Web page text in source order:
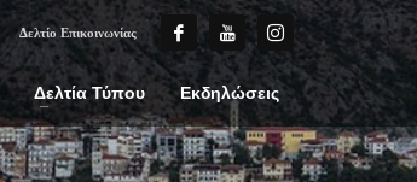
Δελτίο Επικοινωνίας
Δελτία Τύπου Εκδηλώσεις